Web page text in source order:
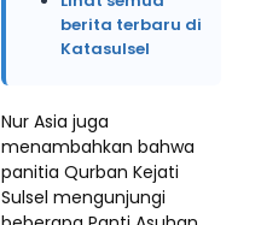
berita terbaru di
Katasulsel
Nur Asia juga
menambahkan bahwa
panitia Qurban Kejati
Sulsel mengunjungi